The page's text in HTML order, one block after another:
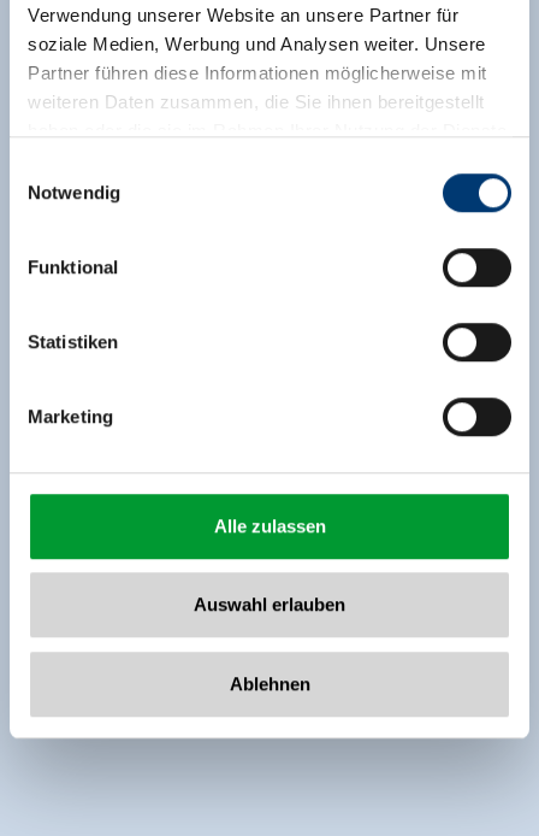
Verwendung unserer Website an unsere Partner für
soziale Medien, Werbung und Analysen weiter. Unsere
Partner führen diese Informationen möglicherweise mit
weiteren Daten zusammen, die Sie ihnen bereitgestellt
Rohr 23// A-6280 Zell am Ziller
www.zillertalarena.com
Notwendig
Funktional
Statistiken
Marketing
Alle zulassen
Auswahl erlauben
Ablehnen